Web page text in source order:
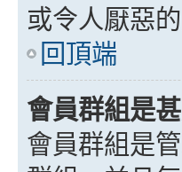
或令人厭惡
回頂端
會員群組是
會員群組是